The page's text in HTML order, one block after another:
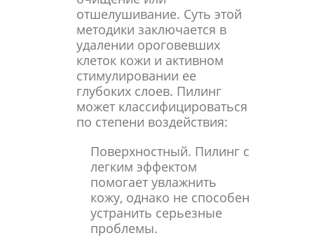
отшелушивание. Суть этой
методики заключается в
удалении ороговевших
клеток кожи и активном
стимулировании ее
глубоких слоев. Пилинг
может классифицироваться
по степени воздействия:
Поверхностный. Пилинг с
легким эффектом
помогает увлажнить
кожу, однако не способен
устранить серьезные
проблемы.